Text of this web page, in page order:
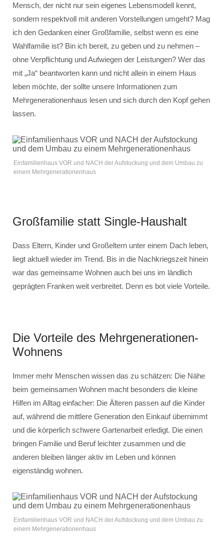
Mensch, der nicht nur sein eigenes Lebensmodell kennt,
sondern respektvoll mit anderen Vorstellungen umgeht? Mag
ich den Gedanken einer Großfamilie, selbst wenn es eine
Wahlfamilie ist? Bin ich bereit, zu geben und zu nehmen –
ohne Verpflichtung und Aufwiegen der Leistungen? Wer das
mit „Ja“ beantworten kann und nicht allein in einem Haus
leben möchte, der sollte unsere Informationen zum
Mehrgenerationenhaus lesen und sich durch den Kopf gehen
lassen.
Einfamilienhaus VOR und NACH der Aufstockung und dem Umbau zu
einem Mehrgenerationenhaus
Großfamilie statt Single-Haushalt
Dass Eltern, Kinder und Großeltern unter einem Dach leben,
liegt aktuell wieder im Trend. Bis in die Nachkriegszeit hinein
war das gemeinsame Wohnen auch bei uns im ländlich
geprägten Franken weit verbreitet. Denn es bot viele Vorteile.
Die Vorteile des Mehrgenerationen-
Wohnens
Immer mehr Menschen wissen das zu schätzen: Die Nähe
beim gemeinsamen Wohnen macht besonders die kleine
Hilfen im Alltag einfacher: Die Älteren passen auf die Kinder
auf, während die mittlere Generation den Einkauf übernimmt
und die körperlich schwere Gartenarbeit erledigt. Die einen
bringen Familie und Beruf leichter zusammen und die
anderen bleiben länger aktiv im Leben und können
eigenständig wohnen.
Einfamilienhaus VOR und NACH der Aufstockung und dem Umbau zu
einem Mehrgenerationenhaus